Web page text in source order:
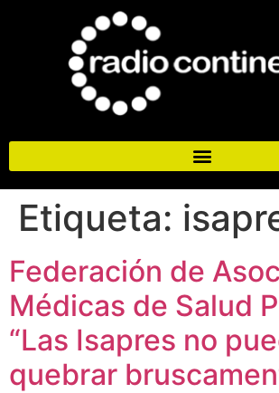
Etiqueta:
Federación de
Médicas de Salud
“Las Isapres no
quebrar